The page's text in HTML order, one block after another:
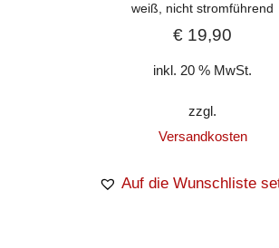
weiß, nicht stromführend
€ 19,90
inkl. 20 % MwSt.
zzgl.
Versandkosten
Auf die Wunschliste